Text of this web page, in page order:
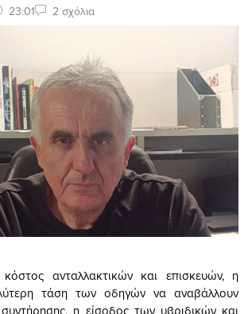
23:01 2 σχόλια
ανταλλακτικών και επισκευών, η
τάση των οδηγών να αναβάλλουν
συντήρησης, η είσοδος των υβριδικών και